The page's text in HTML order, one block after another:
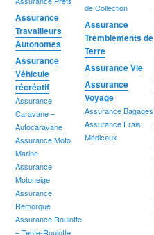
de Collection
Assurance
Travailleurs
Autonomes
Assurance
Tremblements de
Terre
Assurance
Véhicule
récréatif
Assurance
Caravane –
Autocaravane
Assurance Moto
Marine
Assurance
Motoneige
Assurance
Remorque
Assurance Roulotte
– Tente-Roulotte
Assurance Vie
Assurance
Voyage
Assurance Bagages
Assurance Frais
Médicaux